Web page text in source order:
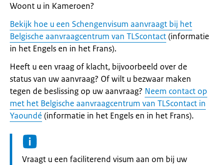
Woont u in Kameroen?
Bekijk hoe u een Schengenvisum aanvraagt bij het
Belgische aanvraagcentrum van TLScontact(informatie
in het Engels en in het Frans).
Heeft u een vraag of klacht, bijvoorbeeld over de
status van uw aanvraag? Of wilt u bezwaar maken
tegen de beslissing op uw aanvraag? Neem contact op
met het Belgische aanvraagcentrum van TLScontact in
Yaoundé (informatie in het Engels en in het Frans).
Informatie:
Vraagt u een faciliterend visum aan om bij uw